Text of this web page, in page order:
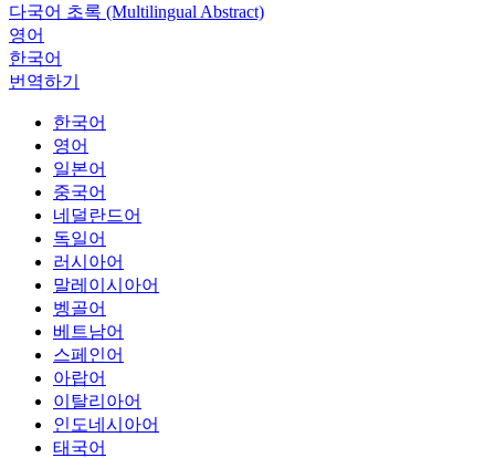
다국어 초록 (Multilingual Abstract)
영어
한국어
번역하기
한국어
영어
일본어
중국어
네덜란드어
독일어
러시아어
말레이시아어
벵골어
베트남어
스페인어
아랍어
이탈리아어
인도네시아어
태국어